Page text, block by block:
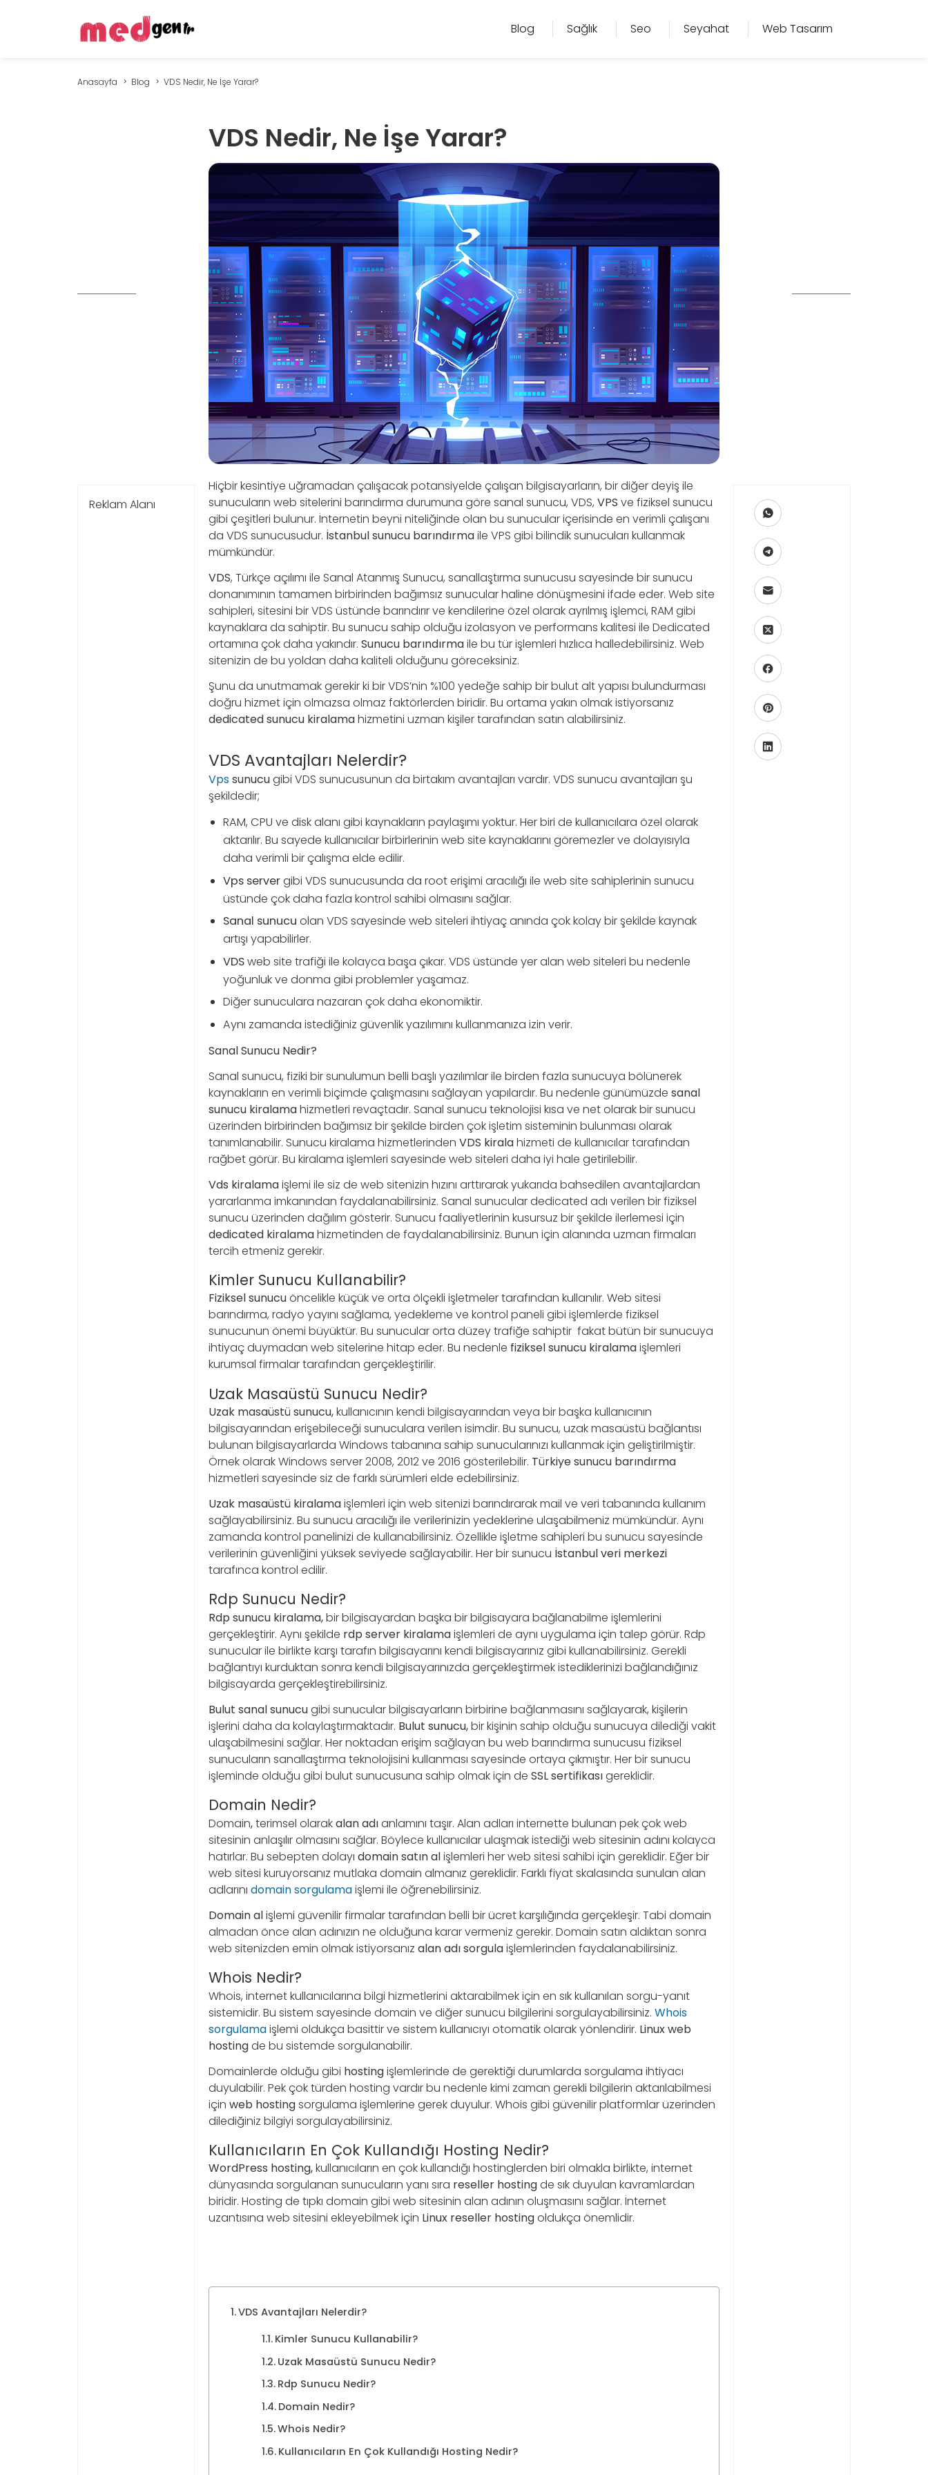
Blog Sağlık Seo Seyahat Web Tasarım
Anasayfa Blog VDS Nedir, Ne İşe Yarar?
VDS Nedir, Ne İşe Yarar?
Reklam Alanı
Hiçbir kesintiye uğramadan çalışacak potansiyelde çalışan bilgisayarların, bir diğer deyiş ile
sunucuların web sitelerini barındırma durumuna göre sanal sunucu, VDS, VPS ve fiziksel sunucu
gibi çeşitleri bulunur. İnternetin beyni niteliğinde olan bu sunucular içerisinde en verimli çalışanı
da VDS sunucusudur. İstanbul sunucu barındırmaile VPS gibi bilindik sunucuları kullanmak
mümkündür.
VDS, Türkçe açılımı ile Sanal Atanmış Sunucu, sanallaştırma sunucusu sayesinde bir sunucu
donanımının tamamen birbirinden bağımsız sunucular haline dönüşmesini ifade eder. Web site
sahipleri, sitesini bir VDS üstünde barındırır ve kendilerine özel olarak ayrılmış işlemci, RAM gibi
kaynaklara da sahiptir. Bu sunucu sahip olduğu izolasyon ve performans kalitesi ile Dedicated
ortamına çok daha yakındır. Sunucu barındırmaile bu tür işlemleri hızlıca halledebilirsiniz. Web
sitenizin de bu yoldan daha kaliteli olduğunu göreceksiniz.
Şunu da unutmamak gerekir ki bir VDS’nin %100 yedeğe sahip bir bulut alt yapısı bulundurması
doğru hizmet için olmazsa olmaz faktörlerden biridir. Bu ortama yakın olmak istiyorsanız
dedicated sunucu kiralamahizmetini uzman kişiler tarafından satın alabilirsiniz.
VDS Avantajları Nelerdir?
Vpssunucugibi VDS sunucusunun da birtakım avantajları vardır. VDS sunucu avantajları şu
şekildedir;
RAM, CPU ve disk alanı gibi kaynakların paylaşımı yoktur. Her biri de kullanıcılara özel olarak
aktarılır. Bu sayede kullanıcılar birbirlerinin web site kaynaklarını göremezler ve dolayısıyla
daha verimli bir çalışma elde edilir.
Vps servergibi VDS sunucusunda da root erişimi aracılığı ile web site sahiplerinin sunucu
üstünde çok daha fazla kontrol sahibi olmasını sağlar.
Sanal sunucu olan VDS sayesinde web siteleri ihtiyaç anında çok kolay bir şekilde kaynak
artışı yapabilirler.
VDSweb site trafiği ile kolayca başa çıkar. VDS üstünde yer alan web siteleri bu nedenle
yoğunluk ve donma gibi problemler yaşamaz.
Diğer sunuculara nazaran çok daha ekonomiktir.
Aynı zamanda istediğiniz güvenlik yazılımını kullanmanıza izin verir.
Sanal Sunucu Nedir?
Sanal sunucu, fiziki bir sunulumun belli başlı yazılımlar ile birden fazla sunucuya bölünerek
kaynakların en verimli biçimde çalışmasını sağlayan yapılardır. Bu nedenle günümüzde sanal
sunucu kiralamahizmetleri revaçtadır. Sanal sunucu teknolojisi kısa ve net olarak bir sunucu
üzerinden birbirinden bağımsız bir şekilde birden çok işletim sisteminin bulunması olarak
tanımlanabilir. Sunucu kiralama hizmetlerinden VDS kiralahizmeti de kullanıcılar tarafından
rağbet görür. Bu kiralama işlemleri sayesinde web siteleri daha iyi hale getirilebilir.
Vds kiralamaişlemi ile siz de web sitenizin hızını arttırarak yukarıda bahsedilen avantajlardan
yararlanma imkanından faydalanabilirsiniz. Sanal sunucular dedicated adı verilen bir fiziksel
sunucu üzerinden dağılım gösterir. Sunucu faaliyetlerinin kusursuz bir şekilde ilerlemesi için
dedicated kiralamahizmetinden de faydalanabilirsiniz. Bunun için alanında uzman firmaları
tercih etmeniz gerekir.
Kimler Sunucu Kullanabilir?
Fiziksel sunucuöncelikle küçük ve orta ölçekli işletmeler tarafından kullanılır. Web sitesi
barındırma, radyo yayını sağlama, yedekleme ve kontrol paneli gibi işlemlerde fiziksel
sunucunun önemi büyüktür. Bu sunucular orta düzey trafiğe sahiptir fakat bütün bir sunucuya
ihtiyaç duymadan web sitelerine hitap eder. Bu nedenle fiziksel sunucu kiralamaişlemleri
kurumsal firmalar tarafından gerçekleştirilir.
Uzak Masaüstü Sunucu Nedir?
Uzak masaüstü sunucu,kullanıcının kendi bilgisayarından veya bir başka kullanıcının
bilgisayarından erişebileceği sunuculara verilen isimdir. Bu sunucu, uzak masaüstü bağlantısı
bulunan bilgisayarlarda Windows tabanına sahip sunucularınızı kullanmak için geliştirilmiştir.
Örnek olarak Windows server 2008, 2012 ve 2016 gösterilebilir. Türkiye sunucu barındırma
hizmetleri sayesinde siz de farklı sürümleri elde edebilirsiniz.
Uzak masaüstü kiralamaişlemleri için web sitenizi barındırarak mail ve veri tabanında kullanım
sağlayabilirsiniz. Bu sunucu aracılığı ile verilerinizin yedeklerine ulaşabilmeniz mümkündür. Aynı
zamanda kontrol panelinizi de kullanabilirsiniz. Özellikle işletme sahipleri bu sunucu sayesinde
verilerinin güvenliğini yüksek seviyede sağlayabilir. Her bir sunucu İstanbul veri merkezi
tarafınca kontrol edilir.
Rdp Sunucu Nedir?
Rdp sunucu kiralama,bir bilgisayardan başka bir bilgisayara bağlanabilme işlemlerini
gerçekleştirir. Aynı şekilde rdp server kiralamaişlemleri de aynı uygulama için talep görür. Rdp
sunucular ile birlikte karşı tarafın bilgisayarını kendi bilgisayarınız gibi kullanabilirsiniz. Gerekli
bağlantıyı kurduktan sonra kendi bilgisayarınızda gerçekleştirmek istediklerinizi bağlandığınız
bilgisayarda gerçekleştirebilirsiniz.
Bulut sanal sunucugibi sunucular bilgisayarların birbirine bağlanmasını sağlayarak, kişilerin
işlerini daha da kolaylaştırmaktadır. Bulut sunucu,bir kişinin sahip olduğu sunucuya dilediği vakit
ulaşabilmesini sağlar. Her noktadan erişim sağlayan bu web barındırma sunucusu fiziksel
sunucuların sanallaştırma teknolojisini kullanması sayesinde ortaya çıkmıştır. Her bir sunucu
işleminde olduğu gibi bulut sunucusuna sahip olmak için de SSL sertifikasıgereklidir.
Domain Nedir?
Domain,terimsel olarakalan adıanlamını taşır. Alan adları internette bulunan pek çok web
sitesinin anlaşılır olmasını sağlar. Böylece kullanıcılar ulaşmak istediği web sitesinin adını kolayca
hatırlar. Bu sebepten dolayı domain satın alişlemleri her web sitesi sahibi için gereklidir. Eğer bir
web sitesi kuruyorsanız mutlaka domain almanız gereklidir. Farklı fiyat skalasında sunulan alan
adlarını domain sorgulamaişlemi ile öğrenebilirsiniz.
Domain alişlemi güvenilir firmalar tarafından belli bir ücret karşılığında gerçekleşir. Tabi domain
almadan önce alan adınızın ne olduğuna karar vermeniz gerekir. Domain satın aldıktan sonra
web sitenizden emin olmak istiyorsanız alan adı sorgulaişlemlerinden faydalanabilirsiniz.
Whois Nedir?
Whois, internet kullanıcılarına bilgi hizmetlerini aktarabilmek için en sık kullanılan sorgu-yanıt
sistemidir. Bu sistem sayesinde domain ve diğer sunucu bilgilerini sorgulayabilirsiniz. Whois
sorgulamaişlemi oldukça basittir ve sistem kullanıcıyı otomatik olarak yönlendirir. Linux web
hostingde bu sistemde sorgulanabilir.
Domainlerde olduğu gibi hostingişlemlerinde de gerektiği durumlarda sorgulama ihtiyacı
duyulabilir. Pek çok türden hosting vardır bu nedenle kimi zaman gerekli bilgilerin aktarılabilmesi
için web hostingsorgulama işlemlerine gerek duyulur. Whois gibi güvenilir platformlar üzerinden
dilediğiniz bilgiyi sorgulayabilirsiniz.
Kullanıcıların En Çok Kullandığı Hosting Nedir?
WordPress hosting,kullanıcıların en çok kullandığı hostinglerden biri olmakla birlikte, internet
dünyasında sorgulanan sunucuların yanı sıra reseller hostingde sık duyulan kavramlardan
biridir. Hosting de tıpkı domain gibi web sitesinin alan adının oluşmasını sağlar. İnternet
uzantısına web sitesini ekleyebilmek için Linux reseller hostingoldukça önemlidir.
VDS Avantajları Nelerdir?
Kimler Sunucu Kullanabilir?
Uzak Masaüstü Sunucu Nedir?
Rdp Sunucu Nedir?
Domain Nedir?
Whois Nedir?
Kullanıcıların En Çok Kullandığı Hosting Nedir?